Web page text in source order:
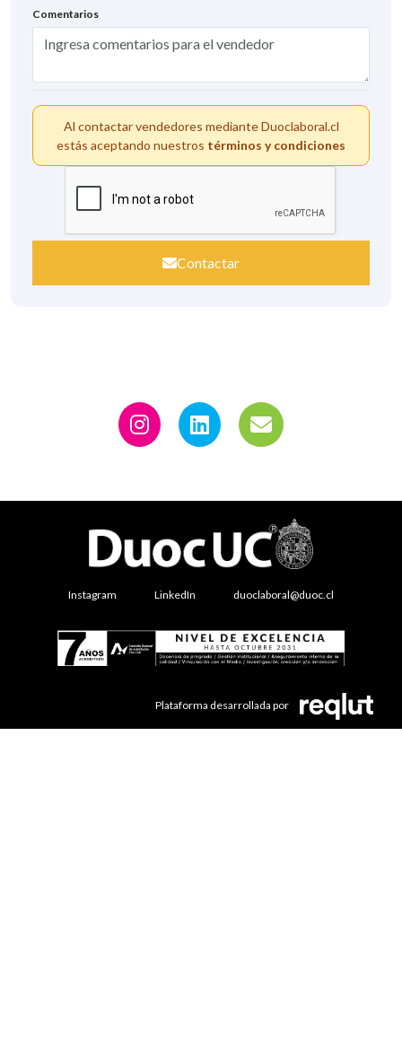
Comentarios
Al contactar vendedores mediante Duoclaboral.cl
estás aceptando nuestros términos y condiciones
Contactar
Instagram LinkedIn duoclaboral@duoc.cl
Plataforma desarrollada por